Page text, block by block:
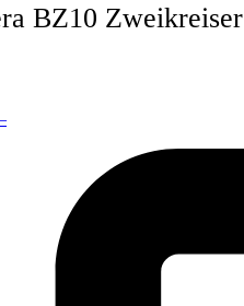
BZ10 Zweikreiser